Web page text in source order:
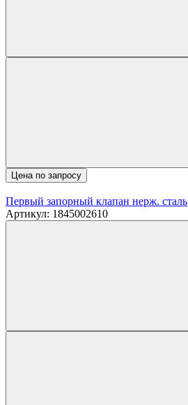
Цена по запросу
Первый запорный клапан нерж. сталь
Артикул: 1845002610